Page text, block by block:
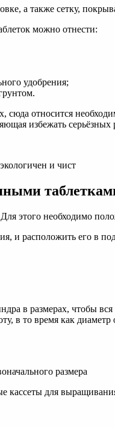
а также сетку,
можно отнести:
удобрения;
относится
избежать серьёзных
и чист
этого необходимо
и расположить его в
в размерах, чтобы
в то время как
размера
для